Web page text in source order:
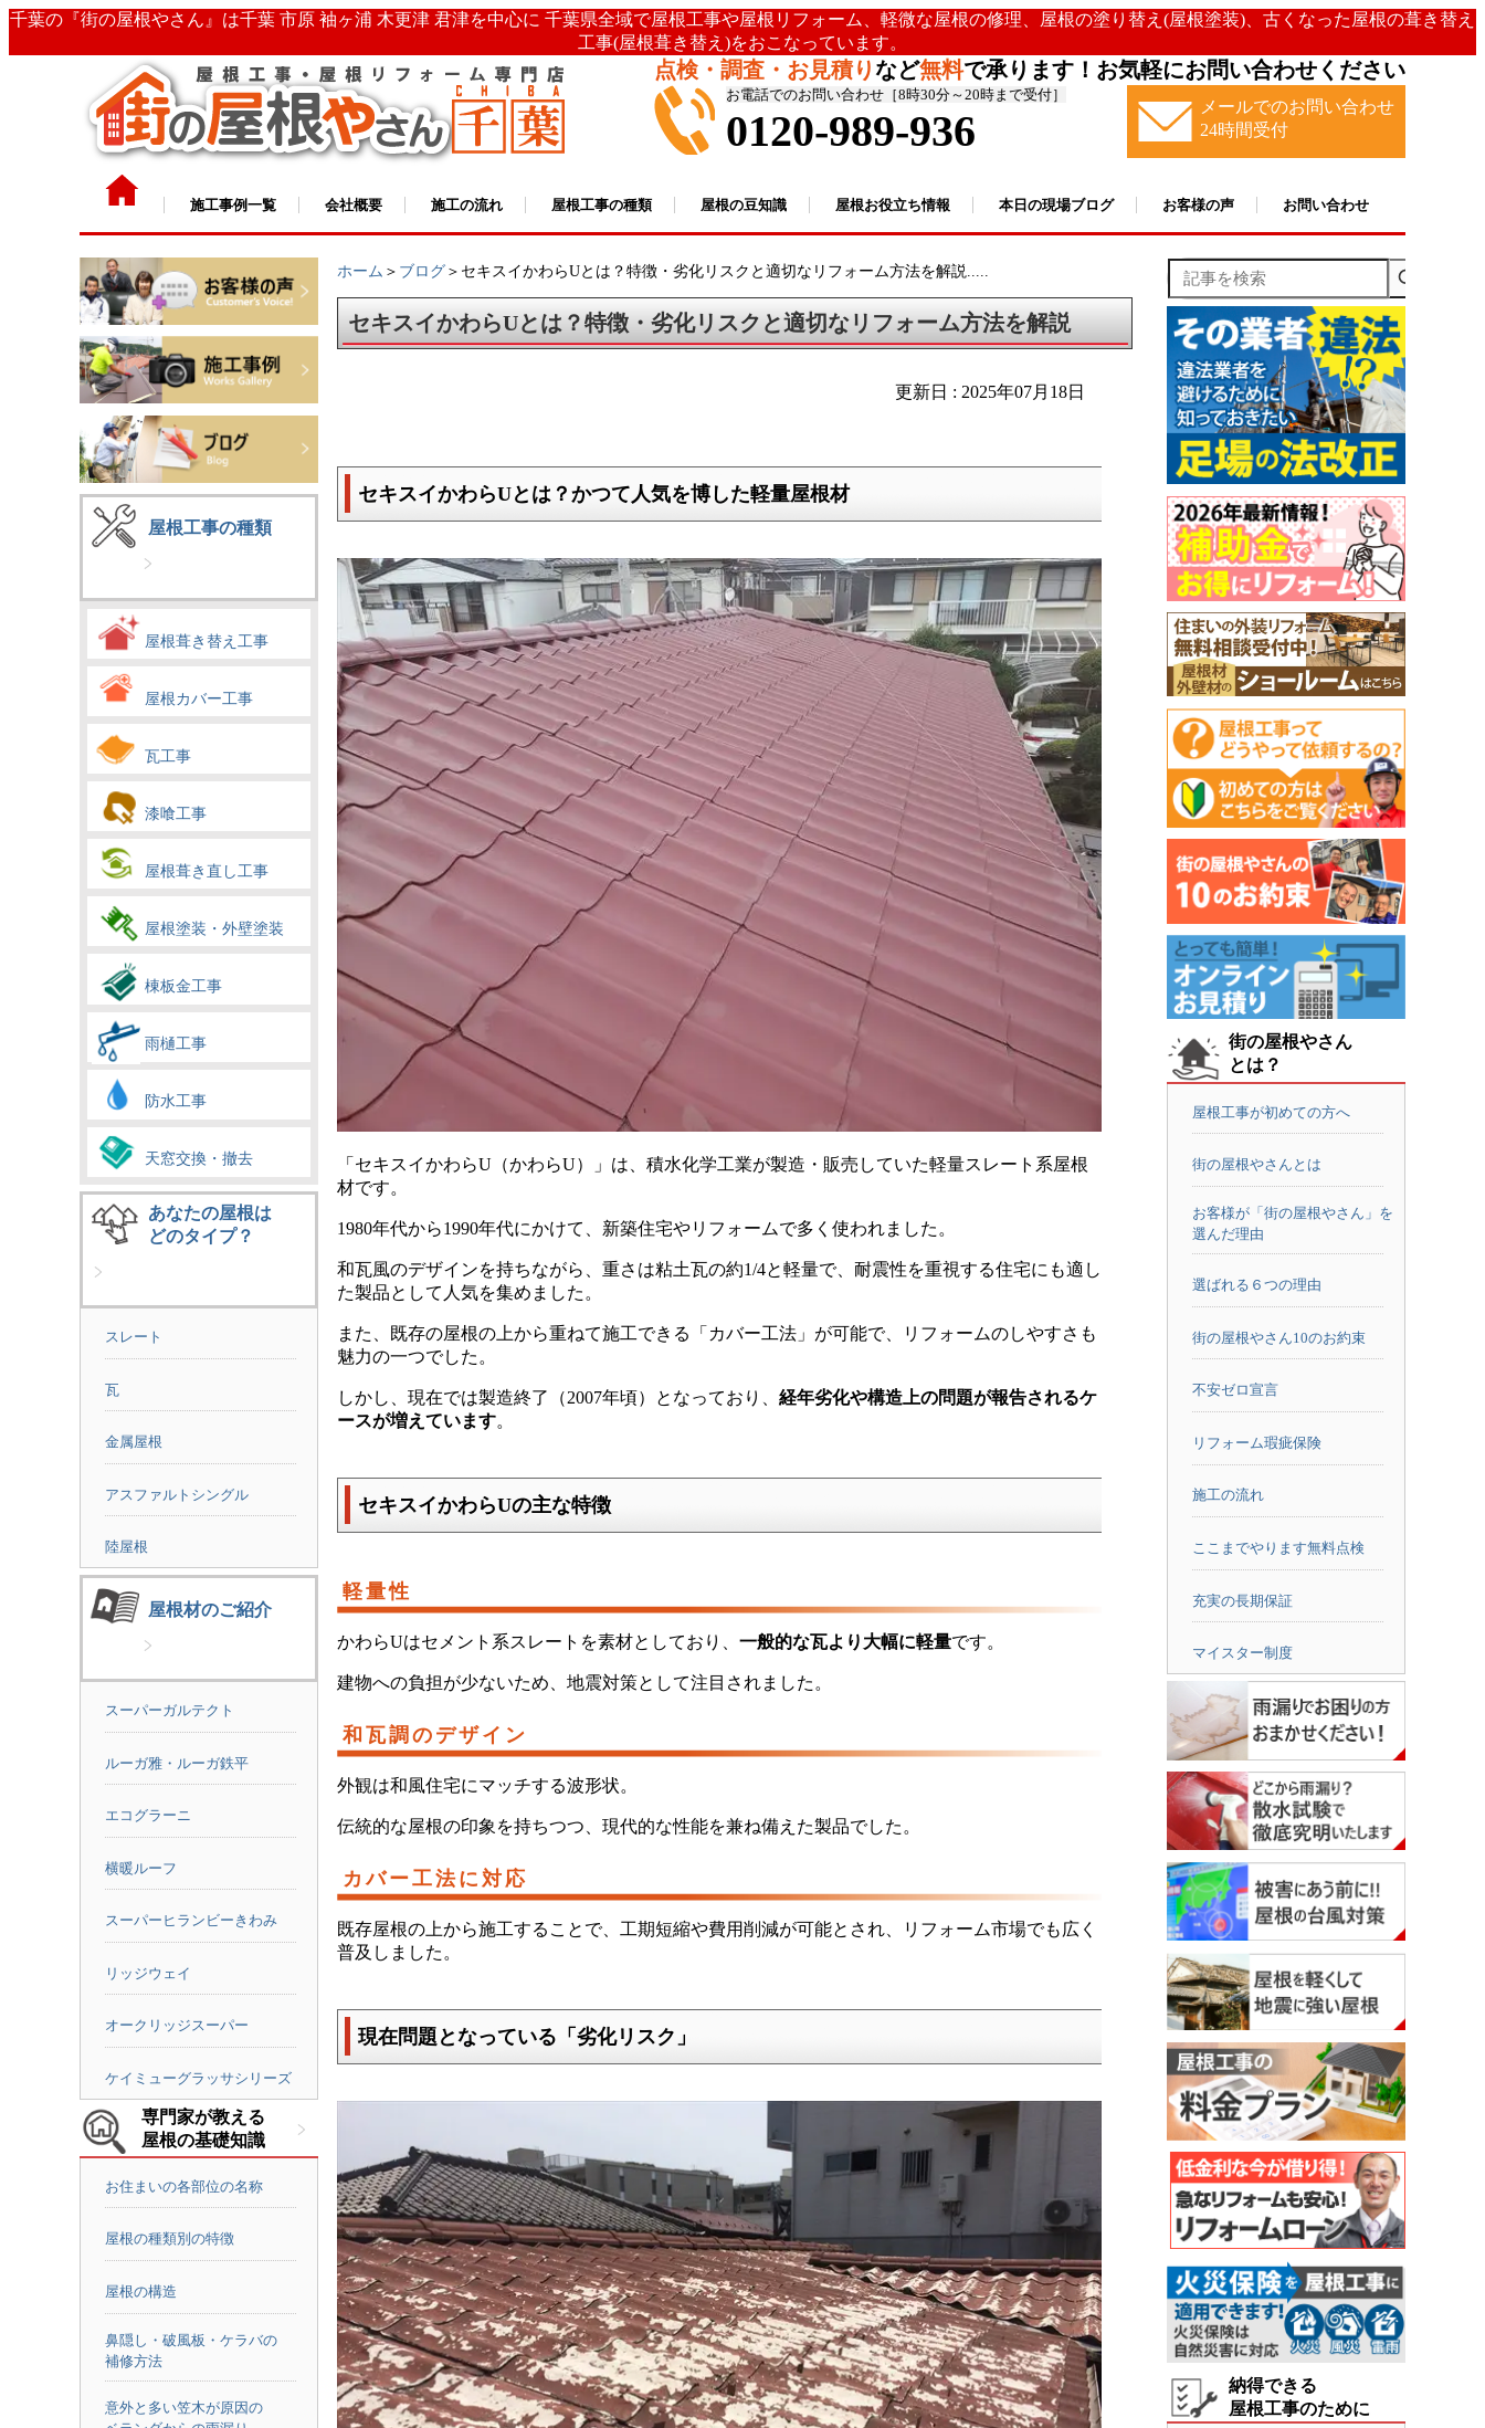
千葉の『街の屋根やさん』は千葉 市原 袖ヶ浦 木更津 君津を中心に 千葉県全域で屋根工事や屋根リフォーム、軽微な屋根の修理、屋根の塗り替え(屋根塗装)、古くなった屋根の葺き替え
工事(屋根葺き替え)をおこなっています。
点検・調査・お見積りなど無料で承ります！お気軽にお問い合わせください
お電話でのお問い合わせ［8時30分～20時まで受付］
0120-989-936
メールでのお問い合わせ
24時間受付
施工事例一覧 会社概要 施工の流れ 屋根工事の種類 屋根の豆知識 屋根お役立ち情報 本日の現場ブログ お客様の声 お問い合わせ
屋根工事の種類
屋根葺き替え工事
屋根カバー工事
瓦工事
漆喰工事
屋根葺き直し工事
屋根塗装・外壁塗装
棟板金工事
雨樋工事
防水工事
天窓交換・撤去
あなたの屋根は
どのタイプ？
スレート
瓦
金属屋根
アスファルトシングル
陸屋根
屋根材のご紹介
スーパーガルテクト
ルーガ雅・ルーガ鉄平
エコグラーニ
横暖ルーフ
スーパーヒランビーきわみ
リッジウェイ
オークリッジスーパー
ケイミューグラッサシリーズ
専門家が教える
屋根の基礎知識
お住まいの各部位の名称
屋根の種類別の特徴
屋根の構造
鼻隠し・破風板・ケラバの
補修方法
意外と多い笠木が原因の
ホーム ＞ ブログ ＞セキスイかわらUとは？特徴・劣化リスクと適切なリフォーム方法を解説.....
セキスイかわらUとは？特徴・劣化リスクと適切なリフォーム方法を解説
更新日 : 2025年07月18日
セキスイかわらUとは？かつて人気を博した軽量屋根材
「セキスイかわらU（かわらU）」は、積水化学工業が製造・販売していた軽量スレート系屋根
材です。
1980年代から1990年代にかけて、新築住宅やリフォームで多く使われました。
和瓦風のデザインを持ちながら、重さは粘土瓦の約1/4と軽量で、耐震性を重視する住宅にも適し
た製品として人気を集めました。
また、既存の屋根の上から重ねて施工できる「カバー工法」が可能で、リフォームのしやすさも
魅力の一つでした。
しかし、現在では製造終了（2007年頃）となっており、 経年劣化や構造上の問題が報告されるケ
ースが増えています。
セキスイかわらUの主な特徴
軽量性
かわらUはセメント系スレートを素材としており、 一般的な瓦より大幅に軽量です。
建物への負担が少ないため、地震対策として注目されました。
和瓦調のデザイン
外観は和風住宅にマッチする波形状。
伝統的な屋根の印象を持ちつつ、現代的な性能を兼ね備えた製品でした。
カバー工法に対応
既存屋根の上から施工することで、工期短縮や費用削減が可能とされ、リフォーム市場でも広く
普及しました。
現在問題となっている「劣化リスク」
記事を検索
街の屋根やさん
とは？
屋根工事が初めての方へ
街の屋根やさんとは
お客様が「街の屋根やさん」を
選んだ理由
選ばれる６つの理由
街の屋根やさん10のお約束
不安ゼロ宣言
リフォーム瑕疵保険
施工の流れ
ここまでやります無料点検
充実の長期保証
マイスター制度
納得できる
屋根工事のために